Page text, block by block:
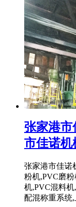
张家港市
市佳诺机
张家港市佳诺
粉机,PVC磨
机,PVC混料
配混称重系统,